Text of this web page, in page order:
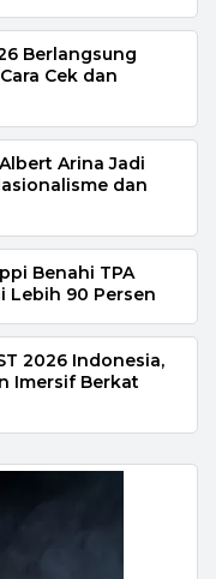
Berlangsung
Cek dan
Arina Jadi
dan
Benahi TPA
Lebih 90 Persen
2026 Indonesia,
Imersif Berkat